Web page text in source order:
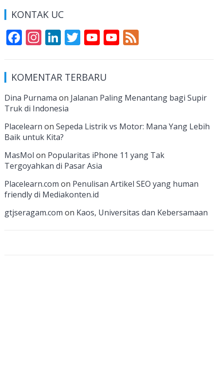
KONTAK UC
F
e
b
o
o
k
In
a
gr
a
m
Li
k
e
dI
n
T
itt
er
Y
u
T
u
e
Y
u
e
h
a
n
n
F
KOMENTAR TERBARU
Dina Purnama on Jalanan Paling Menantang bagi Supir
Truk di Indonesia
Placelearn on Sepeda Listrik vs Motor: Mana Yang Lebih
Baik untuk Kita?
MasMol on Popularitas iPhone 11 yang Tak
Tergoyahkan di Pasar Asia
Placelearn.com on Penulisan Artikel SEO yang human
friendly di Mediakonten.id
gtjseragam.com on Kaos, Universitas dan Kebersamaan